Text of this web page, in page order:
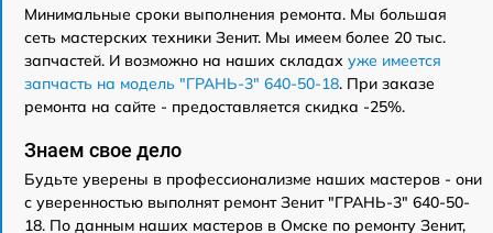
Минимальные сроки выполнения ремонта. Мы большая
сеть мастерских техники Зенит. Мы имеем более 20 тыс.
запчастей. И возможно на наших складах уже имеется
запчасть на модель "ГРАНЬ-3" 640-50-18. При заказе
ремонта на сайте - предоставляется скидка -25%.
Знаем свое дело
Будьте уверены в профессионализме наших мастеров - они
с уверенностью выполнят ремонт Зенит "ГРАНЬ-3" 640-50-
18. По данным наших мастеров в Омске по ремонту Зенит,